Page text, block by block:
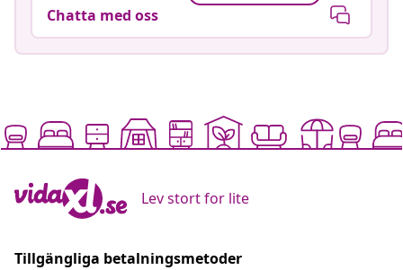
Chatta med oss
Lev stort for lite
Tillgängliga betalningsmetoder